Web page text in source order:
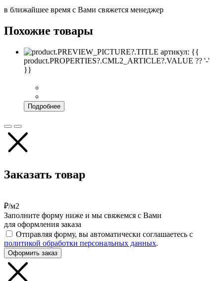
в ближайшее время с Вами свяжется менеджер
Похожие товары
артикул: {{
product.PROPERTIES?.CML2_ARTICLE?.VALUE ?? '-'
}}
Подробнее
Заказать товар
₽/м2
Заполните форму ниже и мы свяжемся с Вами
для оформления заказа
Отправляя форму, вы автоматически соглашаетесь с
политикой обработки персональных данных.
Оформить заказ